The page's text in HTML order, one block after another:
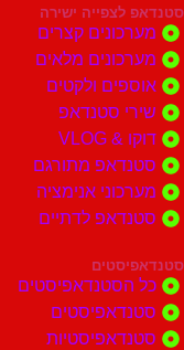
סטנדאפ לצפייה ישירה
מערכונים קצרים
מערכונים מלאים
אוספים ולקטים
שירי סטנדאפ
דוקו & VLOG
סטנדאפ מתורגם
מערכוני אנימציה
סטנדאפ לדתיים
סטנדאפיסטים
כל הסטנדאפיסטים
סטנדאפיסטים
סטנדאפיסטיות